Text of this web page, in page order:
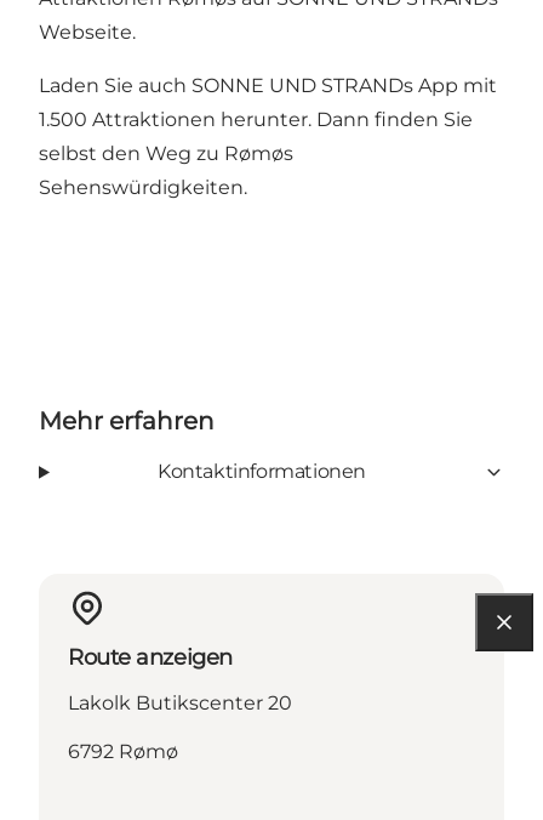
Webseite.
Laden Sie auch SONNE UND STRANDs App mit
1.500 Attraktionen herunter. Dann finden Sie
selbst den Weg zu Rømøs
Sehenswürdigkeiten.
Mehr erfahren
Kontaktinformationen
Route anzeigen
Lakolk Butikscenter 20
6792 Rømø